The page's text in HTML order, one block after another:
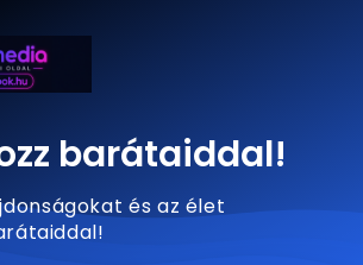
barátaiddal!
és az élet